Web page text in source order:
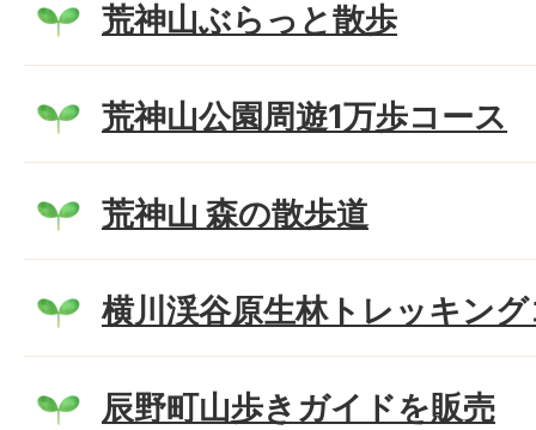
荒神山ぶらっと散歩
荒神山公園周遊1万歩コース
荒神山 森の散歩道
横川渓谷原生林トレッキン
辰野町山歩きガイドを販売